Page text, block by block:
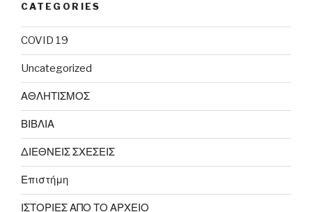
CATEGORIES
COVID 19
Uncategorized
ΑΘΛΗΤΙΣΜΟΣ
ΒΙΒΛΙΑ
ΔΙΕΘΝΕΙΣ ΣΧΕΣΕΙΣ
Επιστήμη
ΙΣΤΟΡΙΕΣ ΑΠΟ ΤΟ ΑΡΧΕΙΟ